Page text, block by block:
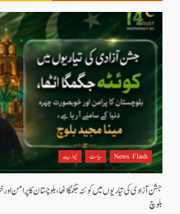
News Flash سیاست نیوز بیٹ
جشن آزادی کی تیاریوں میں کوئٹہ جگمگا اٹھا، بلوچستان کا پرامن
بلوچ